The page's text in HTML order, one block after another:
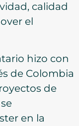
calidad
el
hizo con
de Colombia
de
en la